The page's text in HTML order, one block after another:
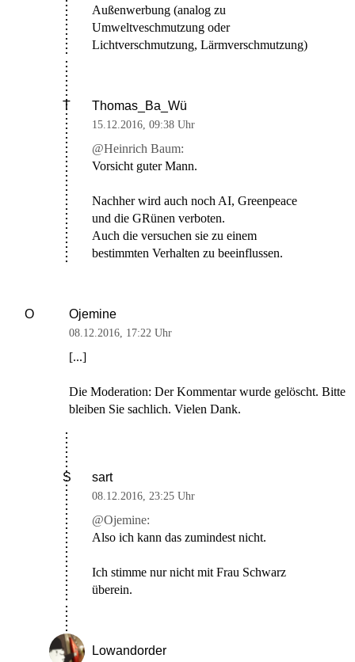
Außenwerbung (analog zu
Umweltveschmutzung oder
Lichtverschmutzung, Lärmverschmutzung)
T Thomas_Ba_Wü
15.12.2016 09:38 Uhr
@Heinrich Baum:
Vorsicht guter Mann.
Nachher wird auch noch AI, Greenpeace
und die GRünen verboten.
Auch die versuchen sie zu einem
bestimmten Verhalten zu beeinflussen.
O Ojemine
08.12.2016, 17:22 Uhr
[...]
Die Moderation: Der Kommentar wurde gelöscht. Bitte
bleiben Sie sachlich. Vielen Dank.
S sart
08.12.2016 23:25 Uhr
@Ojemine:
Also ich kann das zumindest nicht.
Ich stimme nur nicht mit Frau Schwarz
überein.
Lowandorder